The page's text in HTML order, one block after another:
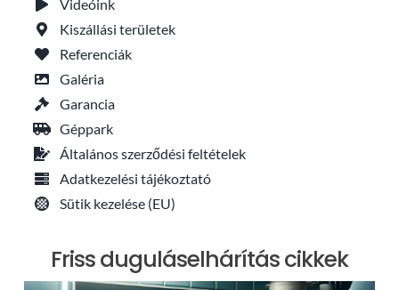
Videóink
Kiszállási területek
Referenciák
Galéria
Garancia
Géppark
Általános szerződési feltételek
Adatkezelési tájékoztató
Sütik kezelése (EU)
Friss duguláselhárítás cikkek